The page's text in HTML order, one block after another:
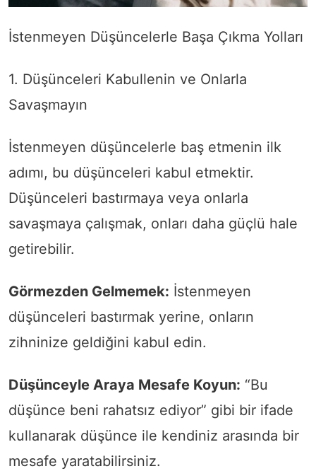
İstenmeyen Düşüncelerle Başa Çıkma Yolları
1. Düşünceleri Kabullenin ve Onlarla
Savaşmayın
İstenmeyen düşüncelerle baş etmenin ilk
adımı, bu düşünceleri kabul etmektir.
Düşünceleri bastırmaya veya onlarla
savaşmaya çalışmak, onları daha güçlü hale
getirebilir.
Görmezden Gelmemek: İstenmeyen
düşünceleri bastırmak yerine, onların
zihninize geldiğini kabul edin.
Düşünceyle Araya Mesafe Koyun: “Bu
düşünce beni rahatsız ediyor” gibi bir ifade
kullanarak düşünce ile kendiniz arasında bir
mesafe yaratabilirsiniz.